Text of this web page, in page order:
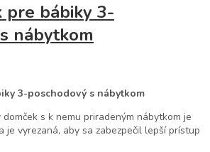
pre bábiky 3-
nábytkom
3-poschodový s nábytkom
s k nemu priradeným nábytkom je
je vyrezaná, aby sa zabezpečil lepší prístup